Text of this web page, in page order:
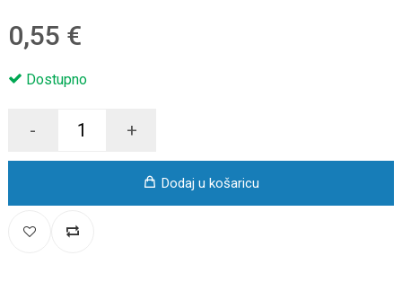
0,55 €
Dostupno
- +
Dodaj u košaricu